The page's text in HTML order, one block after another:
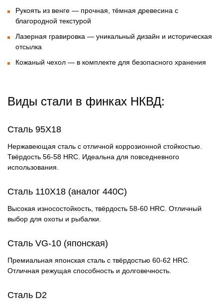
Рукоять из венге — прочная, тёмная древесина с
благородной текстурой
Лазерная гравировка — уникальный дизайн и историческая
отсылка
Кожаный чехол — в комплекте для безопасного хранения
Виды стали в финках НКВД:
Сталь 95Х18
Нержавеющая сталь с отличной коррозионной стойкостью.
Твёрдость 56-58 HRC. Идеальна для повседневного
использования.
Сталь 110Х18 (аналог 440С)
Высокая износостойкость, твёрдость 58-60 HRC. Отличный
выбор для охоты и рыбалки.
Сталь VG-10 (японская)
Премиальная японская сталь с твёрдостью 60-62 HRC.
Отличная режущая способность и долговечность.
Сталь D2